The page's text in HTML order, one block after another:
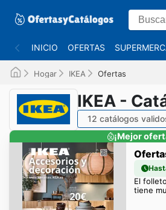
INICIO OFERTAS
Hogar IKEA Ofertas
IKEA -
12 catálogos
¡Mejor
El
tiene